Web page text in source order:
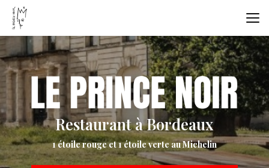
Aller
contenu
principal
Restaurant à Bordeaux
1 étoile rouge et 1 étoile verte au Michelin